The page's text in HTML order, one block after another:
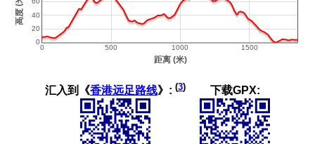
汇入到《香港远足路线》: (3) 下载GPX: